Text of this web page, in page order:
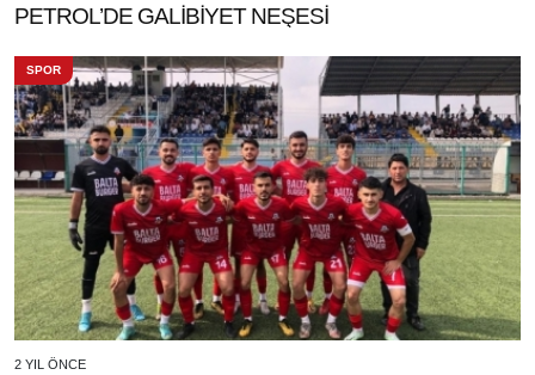
PETROL’DE GALİBİYET NEŞESİ
SPOR
2 YIL ÖNCE